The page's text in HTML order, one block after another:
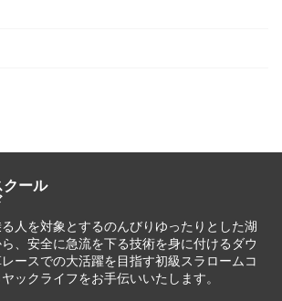
クール
人を対象とするのんびりゆったりとした湖
、安全に急流を下る技術を身に付けるダウ
ースでの大活躍を目指す初級スラロームコ
ックライフをお手伝いいたします。